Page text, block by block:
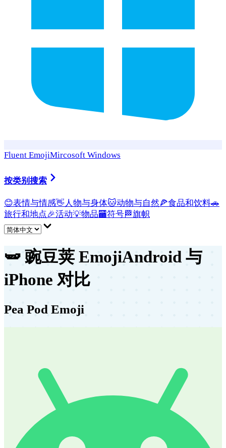
Fluent EmojiMircosoft Windows
按类别搜索
😊表情与情感👋 人物与身体🐱动物与自然🍕食品和饮料🚗
旅行和地点🎉活动💡物品🏧符号🏁旗帜
🫛 豌豆荚 EmojiAndroid 与
iPhone 对比
Pea Pod Emoji